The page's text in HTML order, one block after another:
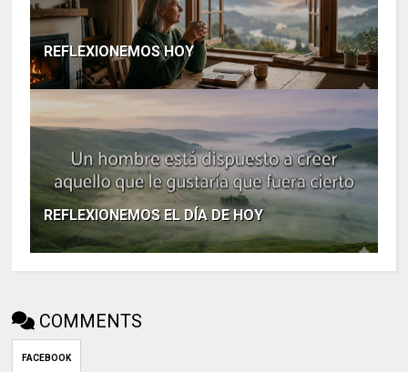
REFLEXIONEMOS HOY
REFLEXIONEMOS EL DÍA DE HOY
COMMENTS
FACEBOOK